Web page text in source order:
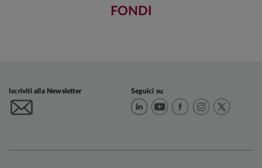
FONDI
Iscriviti alla Newsletter Seguici su